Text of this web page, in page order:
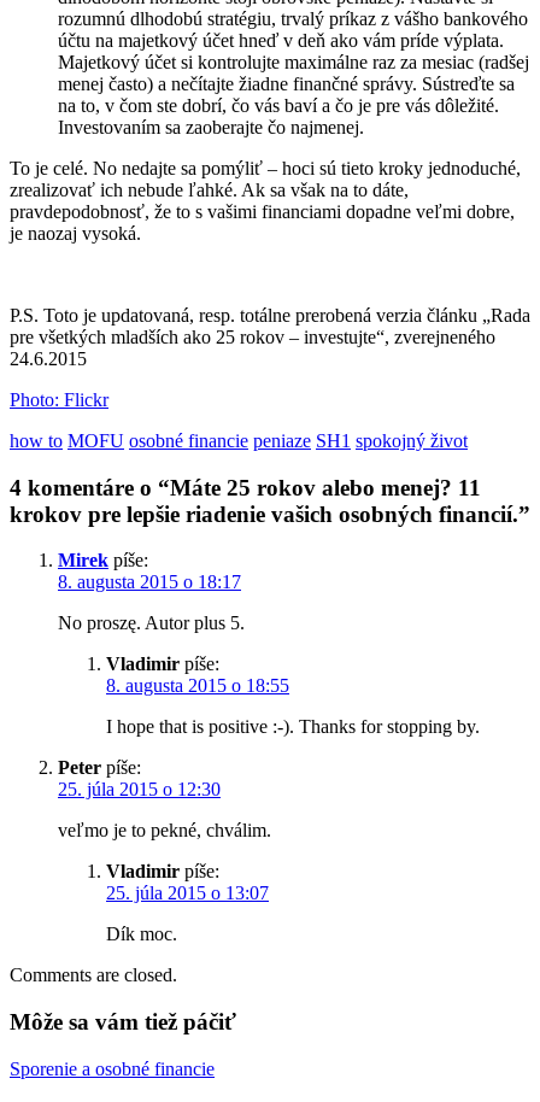
rozumnú dlhodobú stratégiu, trvalý príkaz z vášho bankového
účtu na majetkový účet hneď v deň ako vám príde výplata.
Majetkový účet si kontrolujte maximálne raz za mesiac (radšej
menej často) a nečítajte žiadne finančné správy. Sústreďte sa
na to, v čom ste dobrí, čo vás baví a čo je pre vás dôležité.
Investovaním sa zaoberajte čo najmenej.
To je celé. No nedajte sa pomýliť – hoci sú tieto kroky jednoduché,
zrealizovať ich nebude ľahké. Ak sa však na to dáte,
pravdepodobnosť, že to s vašimi financiami dopadne veľmi dobre,
je naozaj vysoká.
P.S. Toto je updatovaná, resp. totálne prerobená verzia článku „Rada
pre všetkých mladších ako 25 rokov – investujte“, zverejneného
24.6.2015
Photo: Flickr
how to MOFU osobné financie peniaze SH1 spokojný život
4 komentáre o “Máte 25 rokov alebo menej? 11
krokov pre lepšie riadenie vašich osobných financií.”
Mirek píše:
8. augusta 2015 o 18:17
No proszę. Autor plus 5.
Vladimir píše:
8. augusta 2015 o 18:55
I hope that is positive :-). Thanks for stopping by.
Peter píše:
25. júla 2015 o 12:30
veľmo je to pekné, chválim.
Vladimir píše:
25. júla 2015 o 13:07
Dík moc.
Comments are closed.
Môže sa vám tiež páčiť
Sporenie a osobné financie